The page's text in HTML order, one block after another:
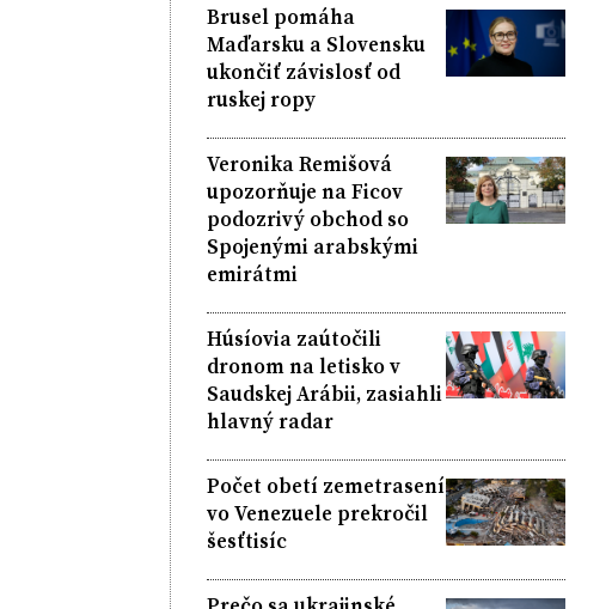
Brusel pomáha
Maďarsku a Slovensku
ukončiť závislosť od
ruskej ropy
Veronika Remišová
upozorňuje na Ficov
podozrivý obchod so
Spojenými arabskými
emirátmi
Húsíovia zaútočili
dronom na letisko v
Saudskej Arábii, zasiahli
hlavný radar
Počet obetí zemetrasení
vo Venezuele prekročil
šesťtisíc